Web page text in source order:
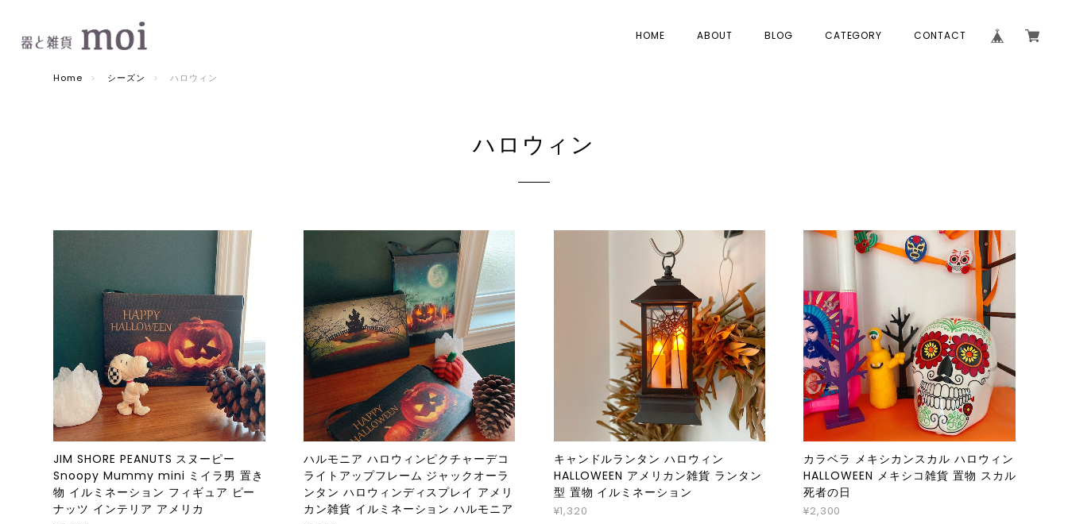
HOME ABOUT BLOG CATEGORY CONTACT
Home シーズン ハロウィン
ハロウィン
JIM SHORE PEANUTS スヌーピー
Snoopy Mummy mini ミイラ男 置き
物 イルミネーション フィギュア ピー
ナッツ インテリア アメリカ
ハルモニア ハロウィンピクチャーデコ
ライトアップフレーム ジャックオーラ
ンタン ハロウィンディスプレイ アメリ
カン雑貨 イルミネーション ハルモニア
キャンドルランタン ハロウィン
HALLOWEEN アメリカン雑貨 ランタン
型 置物 イルミネーション
¥1,320
カラベラ メキシカンスカル ハロウィン
HALLOWEEN メキシコ雑貨 置物 スカル
死者の日
¥2,300